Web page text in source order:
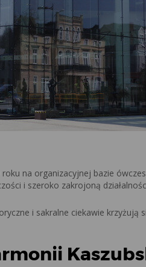
na organizacyjnej bazie
i szeroko zakrojoną
i sakralne ciekawie krzyżują